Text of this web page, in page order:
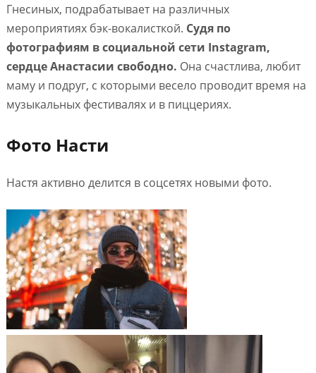
Гнесиных, подрабатывает на различных
мероприятиях бэк-вокалисткой. Судя по
фотографиям в социальной сети Instagram,
сердце Анастасии свободно. Она счастлива, любит
маму и подруг, с которыми весело проводит время на
музыкальных фестивалях и в пиццериях.
Фото Насти
Настя активно делится в соцсетях новыми фото.